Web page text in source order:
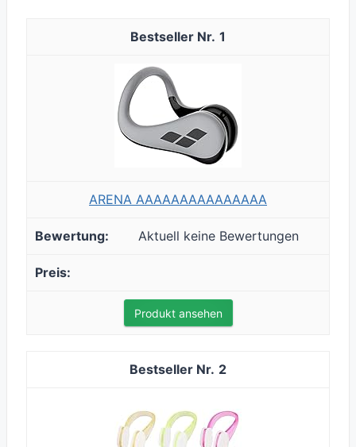
1
ARENA AAAAAAAAAAAAAAA
Aktuell keine Bewertungen
Produkt ansehen
2